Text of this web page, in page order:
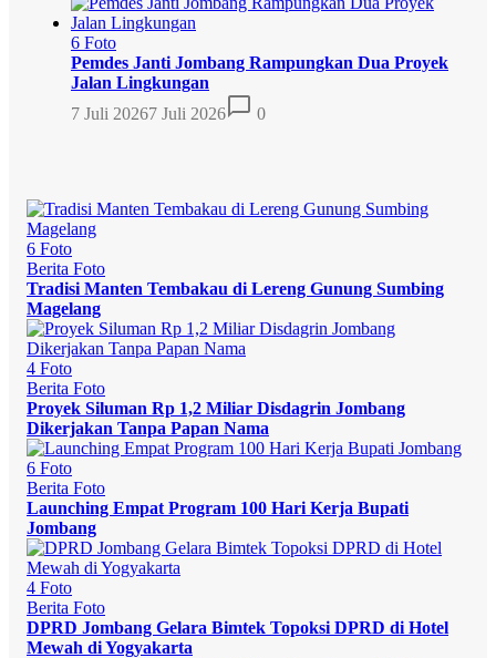
6 Foto
Pemdes Janti Jombang Rampungkan Dua Proyek
Jalan Lingkungan
7 Juli 20267 Juli 2026 0
6 Foto
Berita Foto
Tradisi Manten Tembakau di Lereng Gunung Sumbing
Magelang
4 Foto
Berita Foto
Proyek Siluman Rp 1,2 Miliar Disdagrin Jombang
Dikerjakan Tanpa Papan Nama
6 Foto
Berita Foto
Launching Empat Program 100 Hari Kerja Bupati
Jombang
4 Foto
Berita Foto
DPRD Jombang Gelara Bimtek Topoksi DPRD di Hotel
Mewah di Yogyakarta